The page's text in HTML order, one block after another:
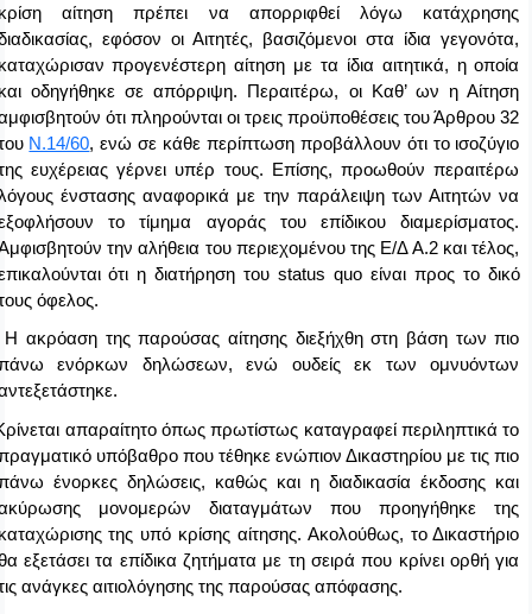
αίτηση πρέπει να απορριφθεί λόγω κατάχρησης
εφόσον οι Αιτητές, βασιζόμενοι στα ίδια γεγονότα,
προγενέστερη αίτηση με τα ίδια αιτητικά, η οποία
οδηγήθηκε σε απόρριψη. Περαιτέρω, οι Καθ’ ων η Αίτηση
ότι πληρούνται οι τρεις προϋποθέσεις του Άρθρου 32
Ν.14/60, ενώ σε κάθε περίπτωση προβάλλουν ότι το ισοζύγιο
ευχέρειας γέρνει υπέρ τους. Επίσης, προωθούν περαιτέρω
ένστασης αναφορικά με την παράλειψη των Αιτητών να
το τίμημα αγοράς του επίδικου διαμερίσματος.
την αλήθεια του περιεχομένου της Ε/Δ Α.2 και τέλος,
ότι η διατήρηση τουstatus quo είναι προς το δικό
όφελος.
Η ακρόαση της παρούσας αίτησης διεξήχθη στη βάση των πιο
ενόρκων δηλώσεων, ενώ ουδείς εκ των ομνυόντων
απαραίτητο όπως πρωτίστως καταγραφεί περιληπτικά το
υπόβαθρο που τέθηκε ενώπιον Δικαστηρίου με τις πιο
ένορκες δηλώσεις, καθώς και η διαδικασία έκδοσης και
μονομερών διαταγμάτων που προηγήθηκε της
της υπό κρίσης αίτησης. Ακολούθως, το Δικαστήριο
εξετάσει τα επίδικα ζητήματα με τη σειρά που κρίνει ορθή για
ανάγκες αιτιολόγησης της παρούσας απόφασης.